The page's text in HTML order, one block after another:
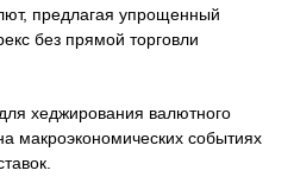
предлагая упрощенный
без прямой торговли
хеджирования валютного
макроэкономических событиях